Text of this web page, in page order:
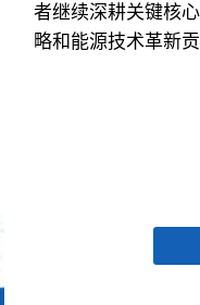
者继续深耕关键核
略和能源技术革新